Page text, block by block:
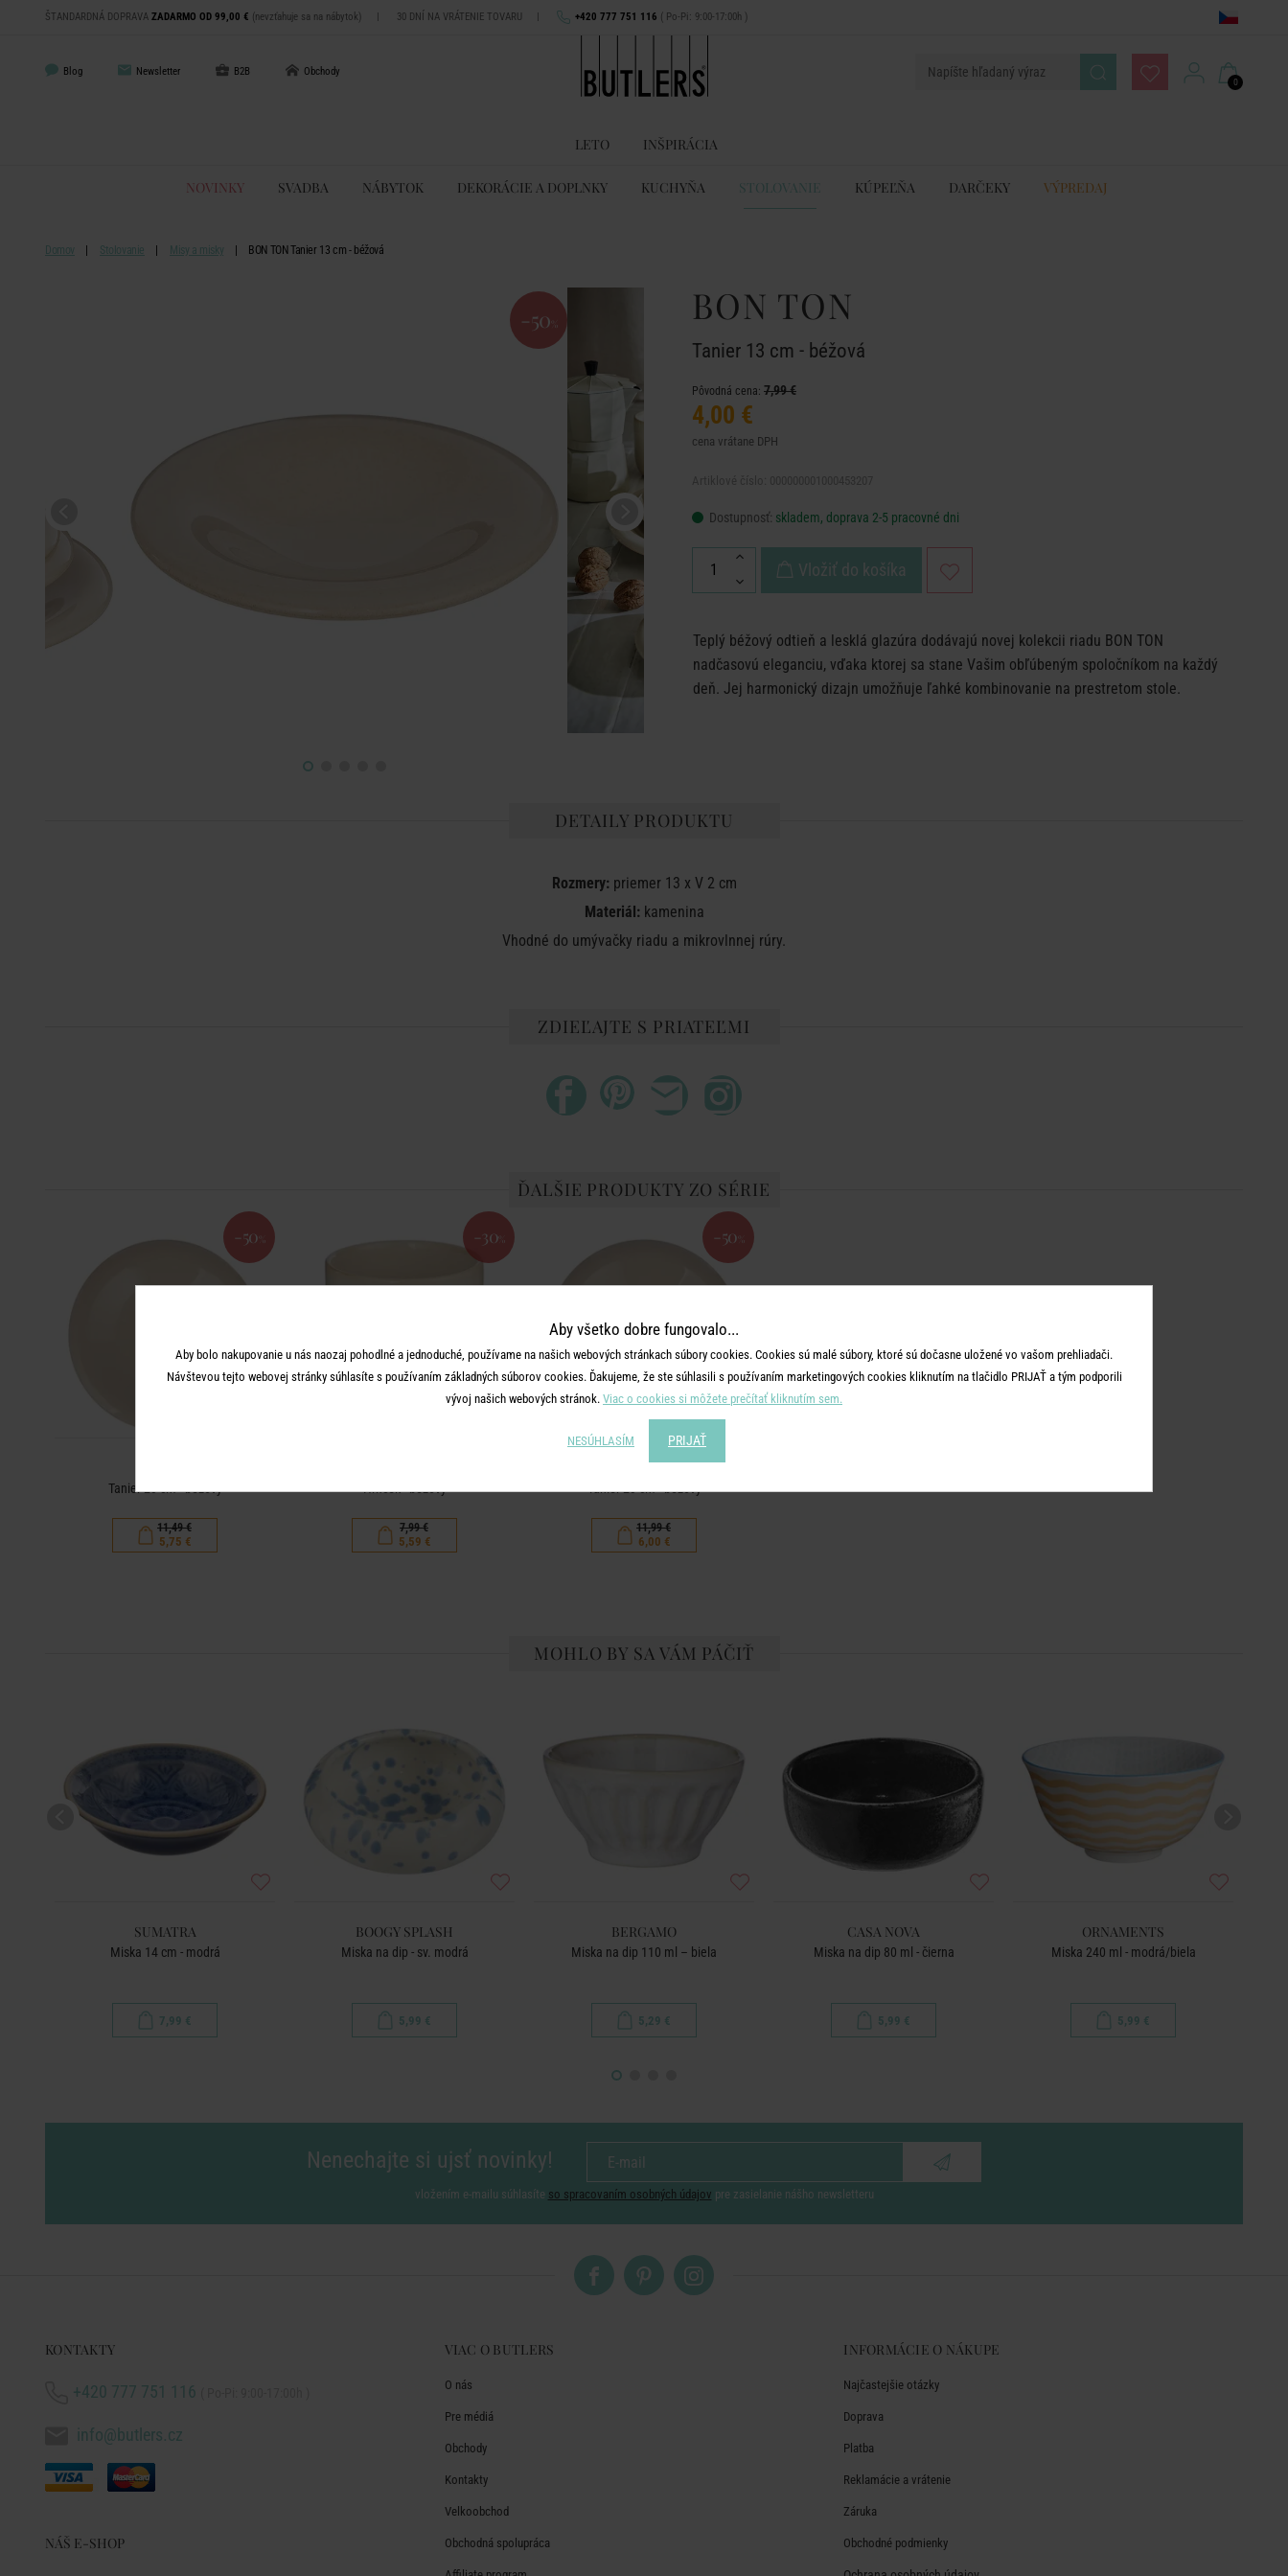
ŠTANDARDNÁ DOPRAVA ZADARMO OD 99,00 € (nevzťahuje sa na nábytok) | 30 DNÍ NA VRÁTENIE TOVARU | +420 777 751 116 ( Po-Pi: 9:00-17:00h )
Blog Newsletter B2B Obchody
0
LETO INŠPIRÁCIA
NOVINKY SVADBA NÁBYTOK DEKORÁCIE A DOPLNKY KUCHYŇA STOLOVANIE KÚPEĽŇA DARČEKY VÝPREDAJ
Domov Stolovanie Misy a misky BON TON Tanier 13 cm - béžová
-50 % BON TON
Tanier 13 cm - béžová
Pôvodná cena: 7,99 €
4,00 €
cena vrátane DPH
Dostupnosť: skladem, doprava 2-5 pracovné dni
Vložiť do košíka
Teplý béžový odtieň a lesklá glazúra dodávajú novej kolekcii riadu BON TON
nadčasovú eleganciu, vďaka ktorej sa stane Vašim obľúbeným spoločníkom na každý
deň. Jej harmonický dizajn umožňuje ľahké kombinovanie na prestretom stole.
DETAILY PRODUKTU
Rozmery:priemer 13 x V 2 cm
Materiál:kamenina
Vhodné do umývačky riadu a mikrovlnnej rúry.
ZDIEĽAJTE S PRIATEĽMI
ĎALŠIE PRODUKTY ZO SÉRIE
-50 %
Tanier 23 cm - béžový
11,49 €
5,75 €
-30 %
Hrnček - béžový
7,99 €
5,59 €
-50 %
BON TON
Tanier 23 cm - béžový
11,99 €
6,00 €
MOHLO BY SA VÁM PÁČIŤ
SUMATRA
Miska 14 cm - modrá
7,99 €
BOOGY SPLASH
Miska na dip - sv. modrá
5,99 €
BERGAMO
Miska na dip 110 ml – biela
5,29 €
CASA NOVA
Miska na dip 80 ml - čierna
5,99 €
ORNAMENTS
Miska 240 ml - modrá/biela
5,99 €
Nenechajte si ujsť novinky!
vložením e-mailu súhlasíte so spracovaním osobných údajov pre zasielanie nášho newsletteru
KONTAKTY
+420 777 751 116
info@butlers.cz
NÁŠ E-SHOP
VIAC O BUTLERS
O nás
Pre médiá
Obchody
Kontakty
Velkoobchod
Obchodná spolupráca
INFORMÁCIE O NÁKUPE
Najčastejšie otázky
Doprava
Platba
Reklamácie a vrátenie
Záruka
Obchodné podmienky
Aby všetko dobre fungovalo...
Aby bolo nakupovanie u nás naozaj pohodlné a jednoduché, používame na našich webových stránkach súbory cookies. Cookies sú malé súbory, ktoré sú dočasne uložené vo vašom prehliadači.
Návštevou tejto webovej stránky súhlasíte s používaním základných súborov cookies. Ďakujeme, že ste súhlasili s používaním marketingových cookies kliknutím na tlačidlo PRIJAŤ a tým podporili
vývoj našich webových stránok. Viac o cookies si môžete prečítať kliknutím sem.
NESÚHLASÍM PRIJAŤ